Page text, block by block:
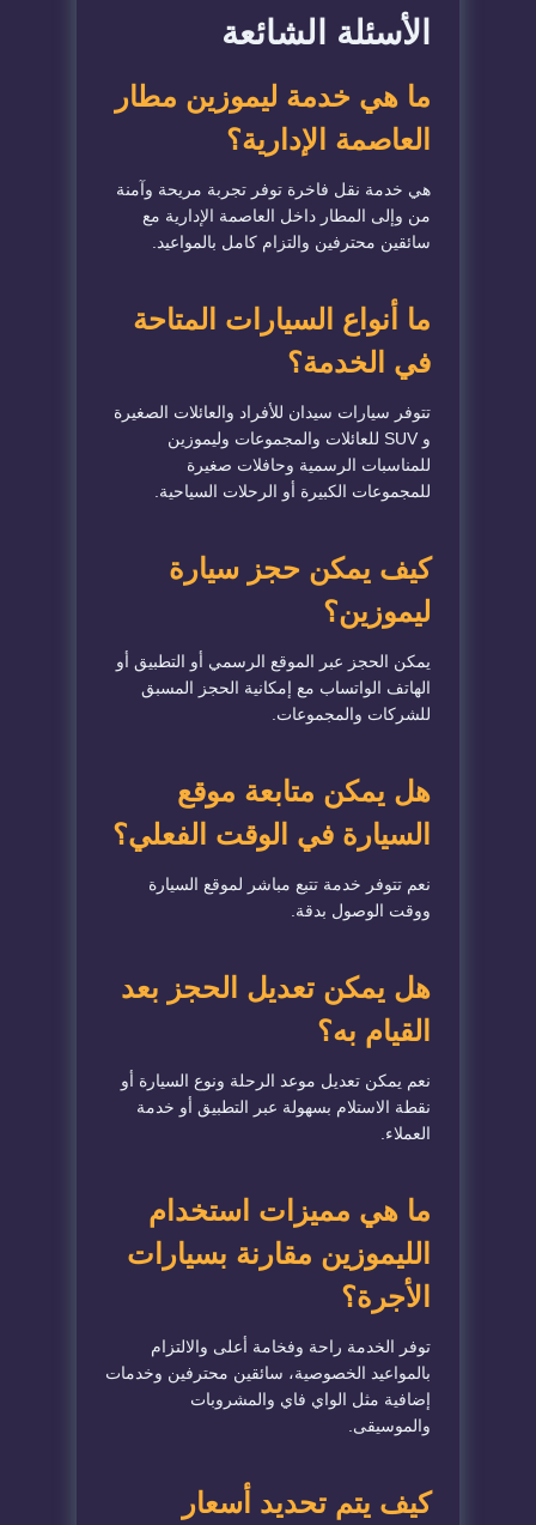
الأسئلة الشائعة
ما هي خدمة ليموزين مطار
العاصمة الإدارية؟
هي خدمة نقل فاخرة توفر تجربة مريحة وآمنة
من وإلى المطار داخل العاصمة الإدارية مع
سائقين محترفين والتزام كامل بالمواعيد.
ما أنواع السيارات المتاحة
في الخدمة؟
تتوفر سيارات سيدان للأفراد والعائلات الصغيرة
و SUV للعائلات والمجموعات وليموزين
للمناسبات الرسمية وحافلات صغيرة
للمجموعات الكبيرة أو الرحلات السياحية.
كيف يمكن حجز سيارة
ليموزين؟
يمكن الحجز عبر الموقع الرسمي أو التطبيق أو
الهاتف الواتساب مع إمكانية الحجز المسبق
للشركات والمجموعات.
هل يمكن متابعة موقع
السيارة في الوقت الفعلي؟
نعم تتوفر خدمة تتبع مباشر لموقع السيارة
ووقت الوصول بدقة.
هل يمكن تعديل الحجز بعد
القيام به؟
نعم يمكن تعديل موعد الرحلة ونوع السيارة أو
نقطة الاستلام بسهولة عبر التطبيق أو خدمة
العملاء.
ما هي مميزات استخدام
الليموزين مقارنة بسيارات
الأجرة؟
توفر الخدمة راحة وفخامة أعلى والالتزام
بالمواعيد الخصوصية، سائقين محترفين وخدمات
إضافية مثل الواي فاي والمشروبات
والموسيقى.
كيف يتم تحديد أسعار